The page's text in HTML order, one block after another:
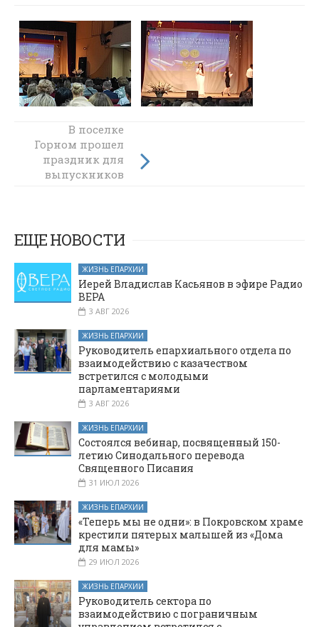
Встреча в
рамках
Всероссийского
проекта
Новошахтинске
В поселке
Горном прошел
праздник для
выпускников
ЕЩЕ НОВОСТИ
ЖИЗНЬ ЕПАРХИИ
Иерей Владислав Касьянов в эфире Радио
ВЕРА
3 АВГ 2026
ЖИЗНЬ ЕПАРХИИ
Руководитель епархиального отдела по
взаимодействию с казачеством
встретился с молодыми
парламентариями
3 АВГ 2026
ЖИЗНЬ ЕПАРХИИ
Состоялся вебинар, посвященный 150-
летию Синодального перевода
Священного Писания
31 ИЮЛ 2026
ЖИЗНЬ ЕПАРХИИ
«Теперь мы не одни»: в Покровском храме
крестили пятерых малышей из «Дома
для мамы»
29 ИЮЛ 2026
ЖИЗНЬ ЕПАРХИИ
Руководитель сектора по
взаимодействию с пограничным